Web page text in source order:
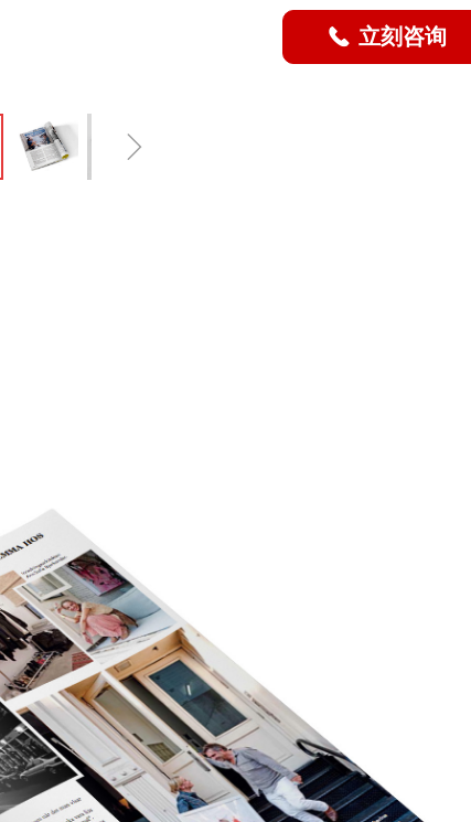
ꁇ
끅 立刻咨询